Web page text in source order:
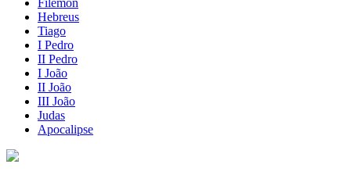
Hebreus
Tiago
I Pedro
II Pedro
I João
II João
III João
Judas
Apocalipse